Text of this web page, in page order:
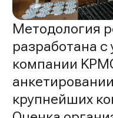
Методология
разработана с
компании
крупнейших